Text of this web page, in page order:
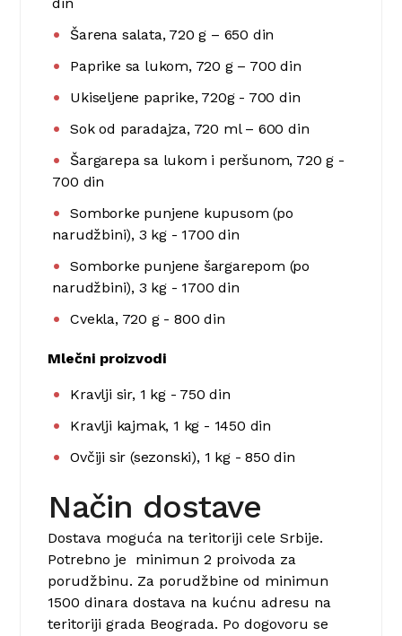
Šarena salata, 720 g – 650 din
Paprike sa lukom, 720 g – 700 din
Ukiseljene paprike, 720g - 700 din
Sok od paradajza, 720 ml – 600 din
Šargarepa sa lukom i peršunom, 720 g -
700 din
Somborke punjene kupusom (po
narudžbini), 3 kg - 1700 din
Somborke punjene šargarepom (po
narudžbini), 3 kg - 1700 din
Cvekla, 720 g - 800 din
Mlečni proizvodi
Kravlji sir, 1 kg - 750 din
Kravlji kajmak, 1 kg - 1450 din
Ovčiji sir (sezonski), 1 kg - 850 din
Način dostave
Dostava moguća na teritoriji cele Srbije.
Potrebno je minimun 2 proivoda za
porudžbinu. Za porudžbine od minimun
1500 dinara dostava na kućnu adresu na
teritoriji grada Beograda. Po dogovoru se